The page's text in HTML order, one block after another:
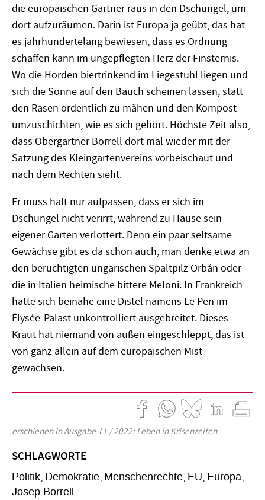
die europäischen Gärtner raus in den Dschungel, um
dort aufzuräumen. Darin ist Europa ja geübt, das hat
es jahrhundertelang bewiesen, dass es Ordnung
schaffen kann im ungepflegten Herz der Finsternis.
Wo die Horden biertrinkend im Liegestuhl liegen und
sich die Sonne auf den Bauch scheinen lassen, statt
den Rasen ordentlich zu mähen und den Kompost
umzuschichten, wie es sich gehört. Höchste Zeit also,
dass Obergärtner Borrell dort mal wieder mit der
Satzung des Kleingartenvereins vorbeischaut und
nach dem Rechten sieht.
Er muss halt nur aufpassen, dass er sich im
Dschungel nicht verirrt, während zu Hause sein
eigener Garten verlottert. Denn ein paar seltsame
Gewächse gibt es da schon auch, man denke etwa an
den berüchtigten ungarischen Spaltpilz Orbán oder
die in Italien heimische bittere Meloni. In Frankreich
hätte sich beinahe eine Distel namens Le Pen im
Élysée-Palast unkontrolliert ausgebreitet. Dieses
Kraut hat niemand von außen eingeschleppt, das ist
von ganz allein auf dem europäischen Mist
gewachsen.
erschienen in Ausgabe 11 / 2022:Leben in Krisenzeiten
SCHLAGWORTE
Politik Demokratie Menschenrechte EU Europa
Josep Borrell